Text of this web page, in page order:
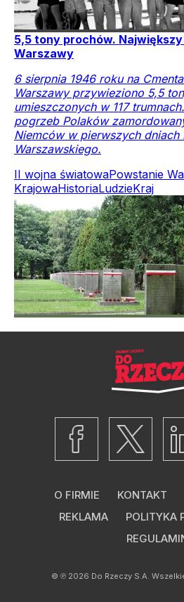
5,5 tony prochów.
Warszawy
6 sierpnia 1946 roku na
Warszawy przywieziono 5,5
umieszczonych w 117
pogrzeb Polaków
Niemców w pierwszych dniach
Warszawskiego.
II wojna światowaPowstanie
KrajowaHistoriaLudzieKraj
O FIRMIE KONTAKT
REKLAMA
POLITYKA
© ℗ 2026 Do Rzeczy S.A.